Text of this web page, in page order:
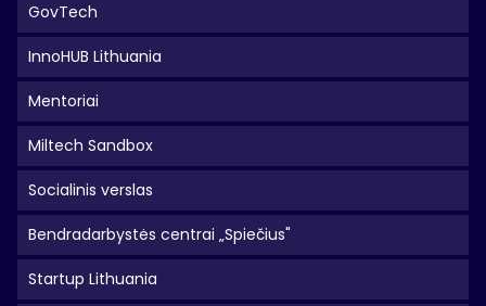
GovTech
InnoHUB Lithuania
Mentoriai
Miltech Sandbox
Socialinis verslas
Bendradarbystės centrai „Spiečius"
Startup Lithuania